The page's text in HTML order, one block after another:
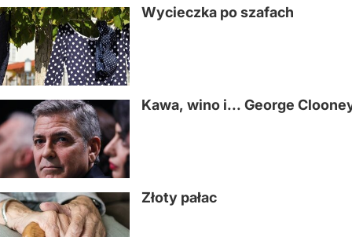
Wycieczka po szafach
Kawa, wino i... George
Złoty pałac